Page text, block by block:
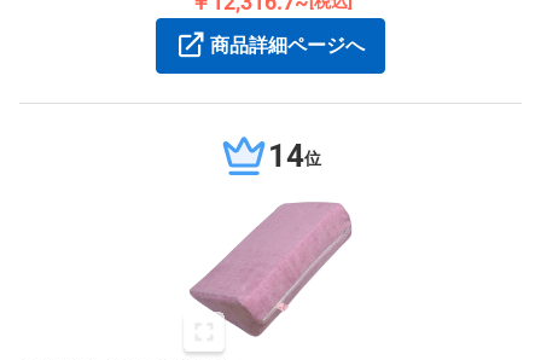
商品詳細ページへ
14位